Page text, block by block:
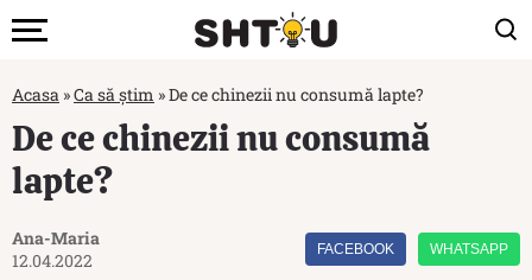
Acasa »Ca să știm »De ce chinezii nu consumă lapte?
De ce chinezii nu consumă
lapte?
Ana-Maria
12.04.2022
FACEBOOK WHATSAPP